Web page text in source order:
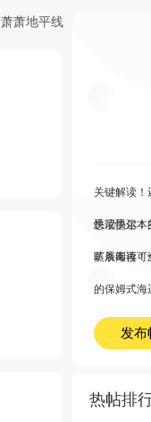
萧萧地平线
关键解读！
悉尼墨尔本
快读快运！
蒸杀毒再可
旷展阅读！
的保姆式海
发布
热帖排